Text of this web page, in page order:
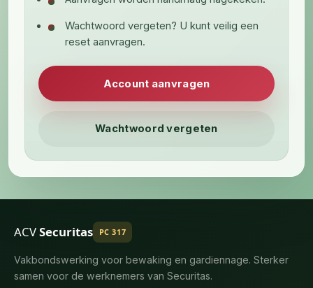
Wachtwoord vergeten? U kunt veilig een
reset aanvragen.
Account aanvragen
Wachtwoord vergeten
ACVSecuritas PC 317
Vakbondswerking voor bewaking en gardiennage. Sterker
samen voor de werknemers van Securitas.